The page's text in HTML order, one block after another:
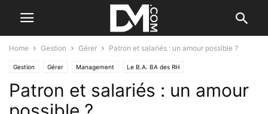
Home Gestion Gérer Patron et salariés : un amour possible ?
Gestion Gérer Management Le B.A. BA des RH
Patron et salariés : un amour